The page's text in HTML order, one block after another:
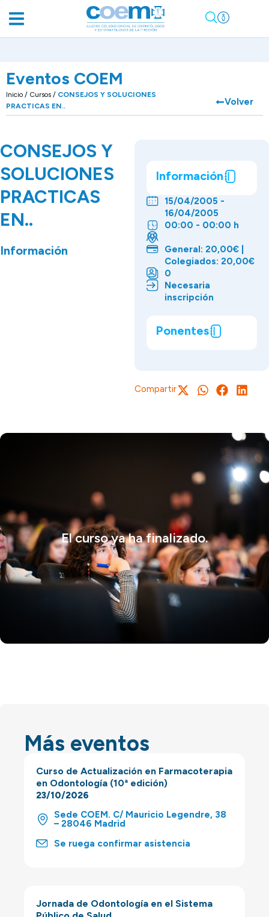
Eventos COEM
Inicio / Cursos / CONSEJOS Y SOLUCIONES
PRACTICAS EN..
Volver
CONSEJOS Y
SOLUCIONES
PRACTICAS
EN..
Información
Información
15/04/2005 -
16/04/2005
00:00 - 00:00 h
General: 20,00€ |
Colegiados: 20,00€
0
Necesaria
inscripción
Ponentes
Compartir
El curso ya ha finalizado.
Más eventos
Curso de Actualización en Farmacoterapia
en Odontología (10ª edición)
23/10/2026
Sede COEM. C/ Mauricio Legendre, 38
– 28046 Madrid
Se ruega confirmar asistencia
Jornada de Odontología en el Sistema